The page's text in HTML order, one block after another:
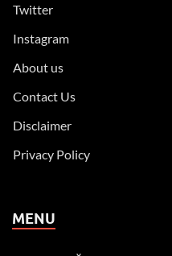
Twitter
Instagram
About us
Contact Us
Disclaimer
Privacy Policy
MENU